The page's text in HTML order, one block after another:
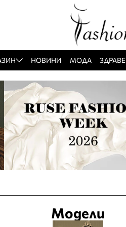
НОВИНИ МОДА ЗДРАВЕ
Модели